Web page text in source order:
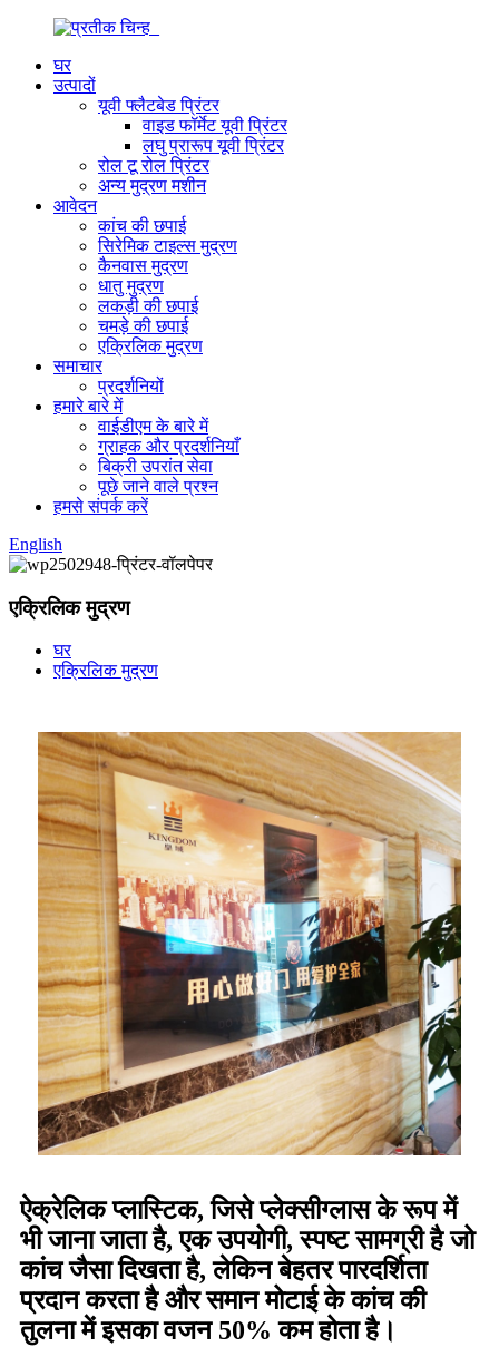
घर
उत्पादों
यूवी फ्लैटबेड प्रिंटर
वाइड फॉर्मेट यूवी प्रिंटर
लघु प्रारूप यूवी प्रिंटर
रोल टू रोल प्रिंटर
अन्य मुद्रण मशीन
आवेदन
कांच की छपाई
सिरेमिक टाइल्स मुद्रण
कैनवास मुद्रण
धातु मुद्रण
लकड़ी की छपाई
चमड़े की छपाई
एक्रिलिक मुद्रण
समाचार
प्रदर्शनियों
हमारे बारे में
वाईडीएम के बारे में
ग्राहक और प्रदर्शनियाँ
बिक्री उपरांत सेवा
पूछे जाने वाले प्रश्न
हमसे संपर्क करें
English
एक्रिलिक मुद्रण
घर
एक्रिलिक मुद्रण
ऐक्रेलिक प्लास्टिक, जिसे प्लेक्सीग्लास के रूप में
भी जाना जाता है, एक उपयोगी, स्पष्ट सामग्री है जो
कांच जैसा दिखता है, लेकिन बेहतर पारदर्शिता
प्रदान करता है और समान मोटाई के कांच की
तुलना में इसका वजन 50% कम होता है।